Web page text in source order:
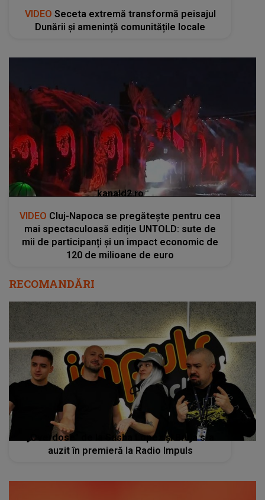
VIDEO Seceta extremă transformă peisajul
Dunării și amenință comunitățile locale
kanald2.ro
VIDEO Cluj-Napoca se pregătește pentru cea
mai spectaculoasă ediție UNTOLD: sute de
mii de participanți și un impact economic de
120 de milioane de euro
RECOMANDĂRI
„Overdose” de la Sasha Lopez și Bruja s-a
auzit în premieră la Radio Impuls